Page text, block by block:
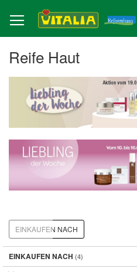
zum
Inhalt
Reife Haut
EINKAUFEN NACH
EINKAUFEN NACH